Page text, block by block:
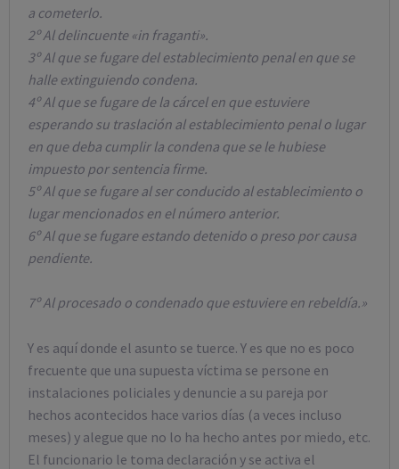
a cometerlo.
2º Al delincuente «in fraganti».
3º Al que se fugare del establecimiento penal en que se
halle extinguiendo condena.
4º Al que se fugare de la cárcel en que estuviere
esperando su traslación al establecimiento penal o lugar
en que deba cumplir la condena que se le hubiese
impuesto por sentencia firme.
5º Al que se fugare al ser conducido al establecimiento o
lugar mencionados en el número anterior.
6º Al que se fugare estando detenido o preso por causa
pendiente.
7º Al procesado o condenado que estuviere en rebeldía.»
Y es aquí donde el asunto se tuerce. Y es que no es poco
frecuente que una supuesta víctima se persone en
instalaciones policiales y denuncie a su pareja por
hechos acontecidos hace varios días (a veces incluso
meses) y alegue que no lo ha hecho antes por miedo, etc.
El funcionario le toma declaración y se activa el